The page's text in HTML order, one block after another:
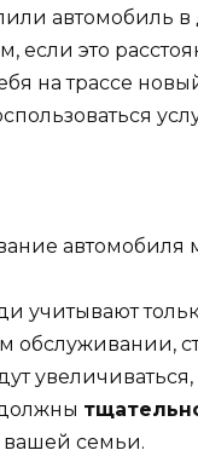
автомобиль в
если это
на трассе
автомобиля
учитывают
обслуживании,
семьи.